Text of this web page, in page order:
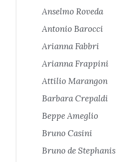
Anselmo Roveda
Antonio Barocci
Arianna Fabbri
Arianna Frappini
Attilio Marangon
Barbara Crepaldi
Beppe Ameglio
Bruno Casini
Bruno de Stephanis